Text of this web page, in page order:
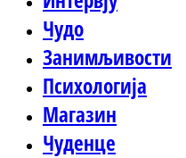
Чудо
Занимљивости
Психологија
Магазин
Чуденце